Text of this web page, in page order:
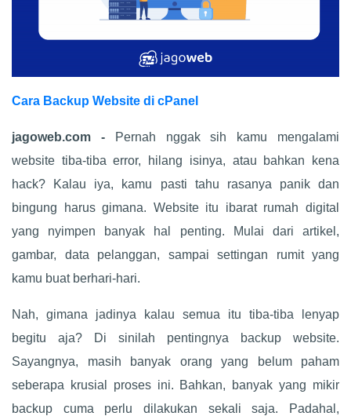
Cara Backup Website di cPanel
jagoweb.com -
Pernah nggak sih kamu mengalami
website tiba-tiba error, hilang isinya, atau bahkan kena
hack? Kalau iya, kamu pasti tahu rasanya panik dan
bingung harus gimana. Website itu ibarat rumah digital
yang nyimpen banyak hal penting. Mulai dari artikel,
gambar, data pelanggan, sampai settingan rumit yang
kamu buat berhari-hari.
Nah, gimana jadinya kalau semua itu tiba-tiba lenyap
begitu aja? Di sinilah pentingnya backup website.
Sayangnya, masih banyak orang yang belum paham
seberapa krusial proses ini. Bahkan, banyak yang mikir
backup cuma perlu dilakukan sekali saja. Padahal,